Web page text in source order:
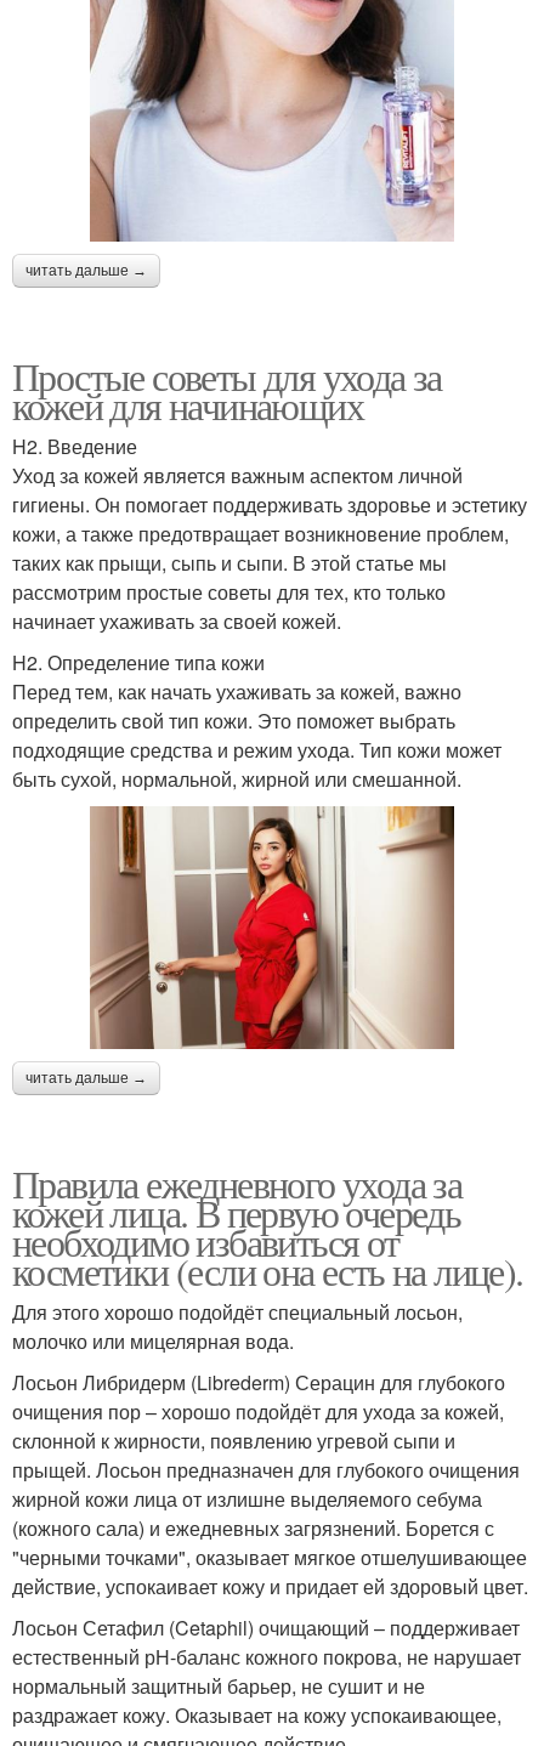
читать дальше →
Простые советы для ухода за
кожей для начинающих
H2. Введение
Уход за кожей является важным аспектом личной
гигиены. Он помогает поддерживать здоровье и эстетику
кожи, а также предотвращает возникновение проблем,
таких как прыщи, сыпь и сыпи. В этой статье мы
рассмотрим простые советы для тех, кто только
начинает ухаживать за своей кожей.
H2. Определение типа кожи
Перед тем, как начать ухаживать за кожей, важно
определить свой тип кожи. Это поможет выбрать
подходящие средства и режим ухода. Тип кожи может
быть сухой, нормальной, жирной или смешанной.
читать дальше →
Правила ежедневного ухода за
кожей лица. В первую очередь
необходимо избавиться от
косметики (если она есть на лице).
Для этого хорошо подойдёт специальный лосьон,
молочко или мицелярная вода.
Лосьон Либридерм (Librederm) Серацин для глубокого
очищения пор – хорошо подойдёт для ухода за кожей,
склонной к жирности, появлению угревой сыпи и
прыщей. Лосьон предназначен для глубокого очищения
жирной кожи лица от излишне выделяемого себума
(кожного сала) и ежедневных загрязнений. Борется с
"черными точками", оказывает мягкое отшелушивающее
действие, успокаивает кожу и придает ей здоровый цвет.
Лосьон Сетафил (Cetaphil) очищающий – поддерживает
естественный рН-баланс кожного покрова, не нарушает
нормальный защитный барьер, не сушит и не
раздражает кожу. Оказывает на кожу успокаивающее,